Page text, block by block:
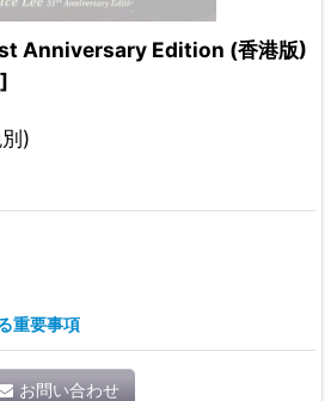
Anniversary Edition (香港版)
]
)
重要事項
お問い合わせ